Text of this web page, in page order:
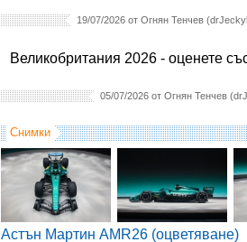
19/07/2026 от Огнян Тенчев
Великобритания 2026 - оценете
05/07/2026 от Огнян Тенчев
Снимки
Астън Мартин AMR26 (оцветяване)